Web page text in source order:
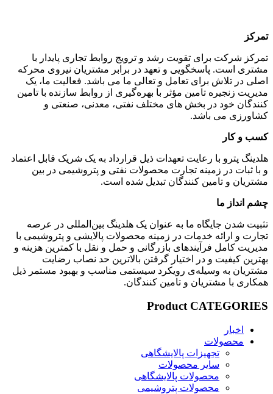
تمرکز
تمرکز شرکت برای تقویت رشد و ترویج روابط تجاری پایدار با
مشتری است. پاسخگویی و تعهد در برابر مشتریان نیروی محرکه
اصلی در تلاش برای تعامل و تعالی ما می باشد. فعالیت ما، یک
مدیریت زنجیره تامین مؤثر با بهره‌گیری از روابط سازنده با تامین
کنندگان خود در بخش های مختلف نفتی، معدنی، صنعتی و
کشاورزی می باشد.
کسب و کار
هلدینگ پترو با رعایت تعهدات ذیل قرارداد به یک شریک قابل اعتماد
و با ثبات در زمینه تجارت محصولات نفتی و پتروشیمی در بین
مشتریان و تامین کنندگان تبدیل شده است.
چشم انداز ما
تثبیت شدن جایگاه ما به عنوان یک هلدینگ بین‌المللی در عرصه‌
تجارت و ارائه خدمات در زمینه محصولات پالایشی و پتروشیمی با
مدیریت کامل فرآیندهای بازرگانی و حمل­ و نقل با کمترین هزینه و
بهترین کیفیت و در اختیار گرفتن بالاترین حد نصاب رضایت
مشتریان به وسیله‌ی رویکرد سیستمی مناسب و بهبود مستمر ذیل
همکاری با مشتریان و تامین کنندگان.
Product CATEGORIES
اخبار
محصولات
تجهیزات پالایشگاهی
سایر محصولات
محصولات پالایشگاهی
محصولات پتروشیمی